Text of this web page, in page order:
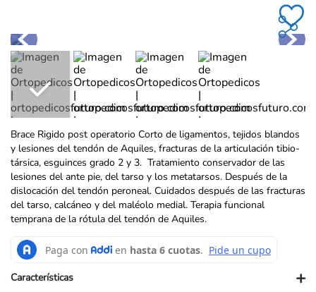
Brace Rigido post operatorio Corto de ligamentos, tejidos blandos
y lesiones del tendón de Aquiles, fracturas de la articulación tibio-
társica, esguinces grado 2 y 3. Tratamiento conservador de las
lesiones del ante pie, del tarso y los metatarsos. Después de la
dislocación del tendón peroneal. Cuidados después de las fracturas
del tarso, calcáneo y del maléolo medial. Terapia funcional
temprana de la rótula del tendón de Aquiles.
Características +